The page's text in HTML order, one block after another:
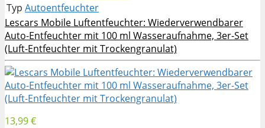
Typ Autoentfeuchter
Lescars Mobile Luftentfeuchter: Wiederverwendbarer
Auto-Entfeuchter mit 100 ml Wasseraufnahme, 3er-Set
(Luft-Entfeuchter mit Trockengranulat)
13,99 €